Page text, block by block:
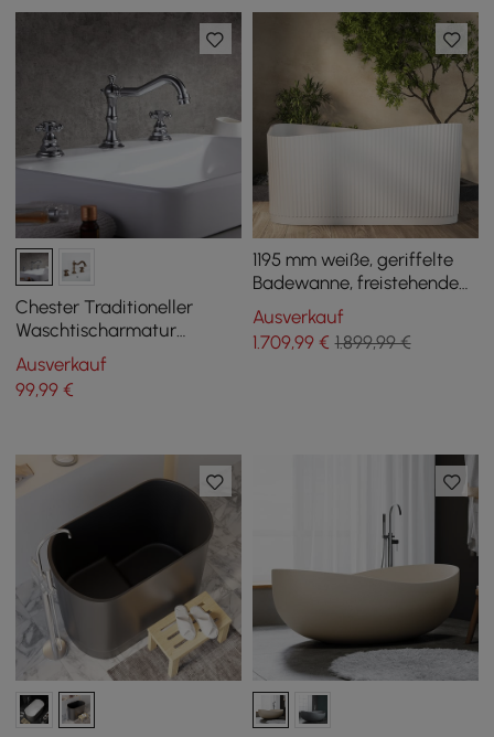
Chester Traditioneller
Waschtischarmatur
Doppelgriff Badezimmer 3-
Loch
Ausverkauf
99,99 €
1195 mm weiße, geriffelte
Badewanne, freistehende
Badewanne aus Kunstharz
Ausverkauf
1.709,99€ 1.899,99 €